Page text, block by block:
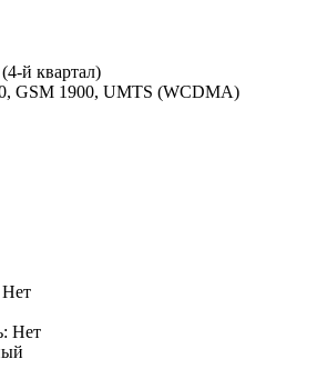
й квартал)
GSM 1900, UMTS (WCDMA)
Нет
Нет